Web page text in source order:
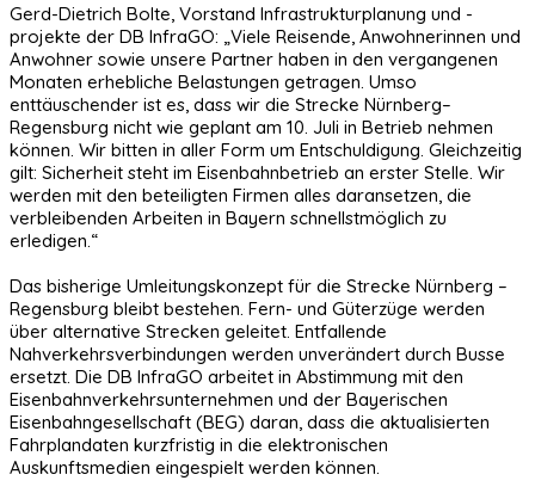
Gerd-Dietrich Bolte, Vorstand Infrastrukturplanung und -
projekte der DB InfraGO: „Viele Reisende, Anwohnerinnen und
Anwohner sowie unsere Partner haben in den vergangenen
Monaten erhebliche Belastungen getragen. Umso
enttäuschender ist es, dass wir die Strecke Nürnberg–
Regensburg nicht wie geplant am 10. Juli in Betrieb nehmen
können. Wir bitten in aller Form um Entschuldigung. Gleichzeitig
gilt: Sicherheit steht im Eisenbahnbetrieb an erster Stelle. Wir
werden mit den beteiligten Firmen alles daransetzen, die
verbleibenden Arbeiten in Bayern schnellstmöglich zu
erledigen.“
Das bisherige Umleitungskonzept für die Strecke Nürnberg –
Regensburg bleibt bestehen. Fern- und Güterzüge werden
über alternative Strecken geleitet. Entfallende
Nahverkehrsverbindungen werden unverändert durch Busse
ersetzt. Die DB InfraGO arbeitet in Abstimmung mit den
Eisenbahnverkehrsunternehmen und der Bayerischen
Eisenbahngesellschaft (BEG) daran, dass die aktualisierten
Fahrplandaten kurzfristig in die elektronischen
Auskunftsmedien eingespielt werden können.